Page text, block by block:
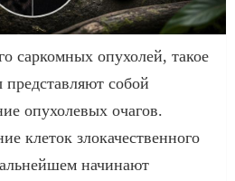
саркомных опухолей, такое
представляют собой
опухолевых очагов.
клеток злокачественного
начинают